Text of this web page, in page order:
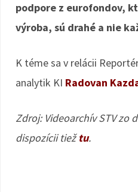
podpore z eurofondov,
výroba, sú drahé a nie
K téme sa v relácii
analytik KI Radovan
Zdroj: Videoarchív STV zo
dispozícii tiežtu.